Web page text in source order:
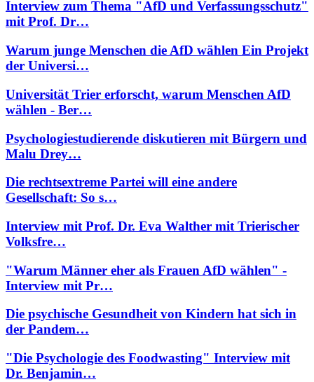
Interview zum Thema "AfD und Verfassungsschutz"
mit Prof. Dr…
Warum junge Menschen die AfD wählen Ein Projekt
der Universi…
Universität Trier erforscht, warum Menschen AfD
wählen - Ber…
Psychologiestudierende diskutieren mit Bürgern und
Malu Drey…
Die rechtsextreme Partei will eine andere
Gesellschaft: So s…
Interview mit Prof. Dr. Eva Walther mit Trierischer
Volksfre…
"Warum Männer eher als Frauen AfD wählen" -
Interview mit Pr…
Die psychische Gesundheit von Kindern hat sich in
der Pandem…
"Die Psychologie des Foodwasting" Interview mit
Dr. Benjamin…